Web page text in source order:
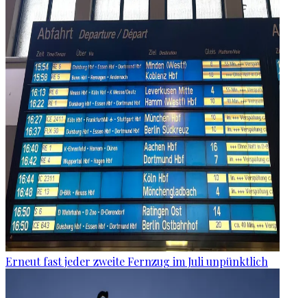
Erneut fast jeder zweite Fernzug im Juli unpünktlich